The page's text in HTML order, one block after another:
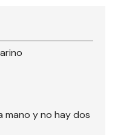
mano y no hay dos